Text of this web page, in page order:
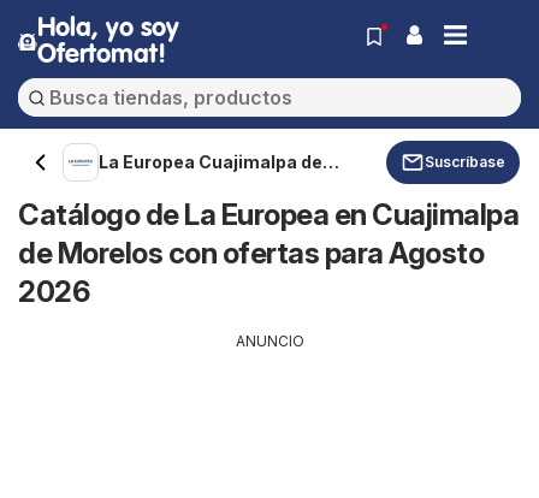
Hola, yo soy
Ofertomat!
La Europea Cuajimalpa de
Suscríbase
Catálogo de La Europea en Cuajimalpa
de Morelos con ofertas para Agosto
2026
ANUNCIO